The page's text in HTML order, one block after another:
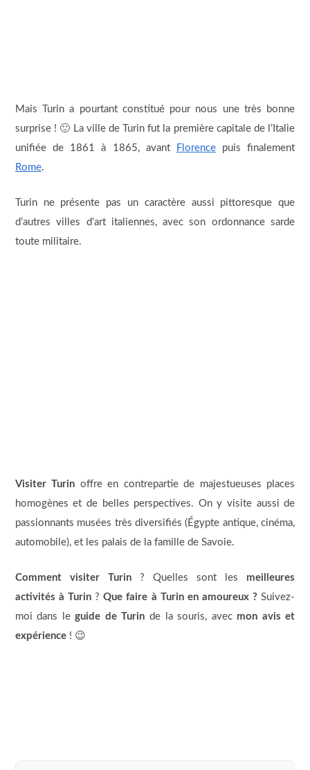
Mais Turin a pourtant constitué pour nous une très bonne
surprise ! 🙂 La ville de Turin fut la première capitale de l’Italie
unifiée de 1861 à 1865, avant
Florencepuis finalement
Rome.
Turin ne présente pas un caractère aussi pittoresque que
d’autres villes d’art italiennes, avec son ordonnance sarde
toute militaire.
Visiter Turin offre en contrepartie de majestueuses places
homogènes et de belles perspectives. On y visite aussi de
passionnants musées très diversifiés (Égypte antique, cinéma,
automobile), et les palais de la famille de Savoie.
Comment visiter Turin? Quelles sont les meilleures
activités à Turin ?Que faire à Turin en amoureux ?Suivez-
moi dans leguide de Turin de la souris, avec mon avis et
expérience! 😉